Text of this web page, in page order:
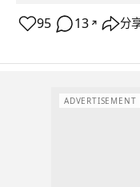
95 13 ↗ 分
ADVERTISEMENT